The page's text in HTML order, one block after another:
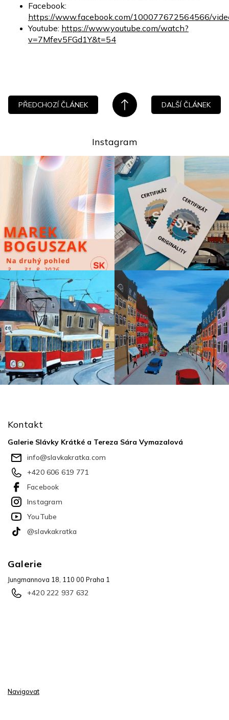
Facebook:
https://www.facebook.com/100077672564566/
Youtube: https://www.youtube.com/watch?
v=7Mfev5FGd1Y&t=54
PŘEDCHOZÍ ČLÁNEK DALŠÍ ČLÁNEK
Instagram
Kontakt
Galerie Slávky Krátké a Tereza Sára Vymazalová
info@slavkakratka.com
+420 606 619 771
Facebook
Instagram
YouTube
@slavkakratka
Galerie
Jungmannova 18, 110 00 Praha 1
+420 222 937 632
Navigovat